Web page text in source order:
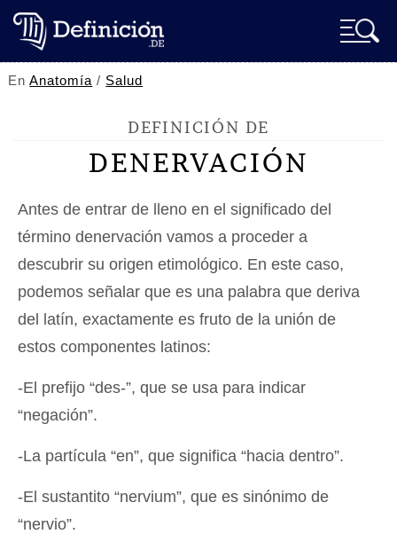
EnAnatomía / Salud
DEFINICIÓN DE
DENERVACIÓN
Antes de entrar de lleno en el significado del
término denervación vamos a proceder a
descubrir su origen etimológico. En este caso,
podemos señalar que es una palabra que deriva
del latín, exactamente es fruto de la unión de
estos componentes latinos:
-El prefijo “des-”, que se usa para indicar
“negación”.
-La partícula “en”, que significa “hacia dentro”.
-El sustantito “nervium”, que es sinónimo de
“nervio”.